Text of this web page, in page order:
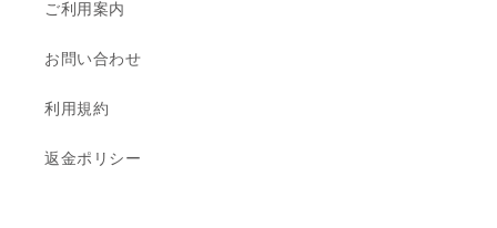
ご利用案内
お問い合わせ
利用規約
返金ポリシー